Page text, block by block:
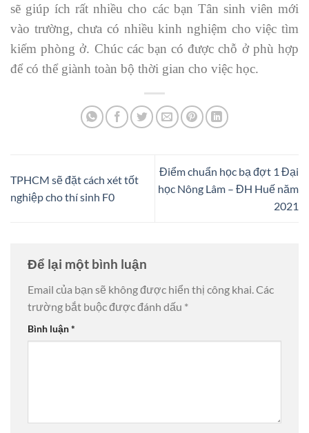
sẽ giúp ích rất nhiều cho các bạn Tân sinh viên mới
vào trường, chưa có nhiều kinh nghiệm cho việc tìm
kiếm phòng ở. Chúc các bạn có được chỗ ở phù hợp
để có thể giành toàn bộ thời gian cho việc học.
TPHCM sẽ đặt cách xét tốt
nghiệp cho thí sinh F0
Điểm chuẩn học bạ đợt 1 Đại
học Nông Lâm – ĐH Huế năm
2021
Để lại một bình luận
Email của bạn sẽ không được hiển thị công khai.Các
trường bắt buộc được đánh dấu *
Bình luận*